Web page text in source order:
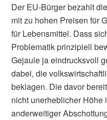
Der EU-Bürger bezahlt
mit zu hohen Preisen für
für Lebensmittel. Dass
Problematik prinzipiell
Gejaule ja eindrucksvoll
dabei, die
beklagen. Die davor
nicht unerheblicher
anderweitiger